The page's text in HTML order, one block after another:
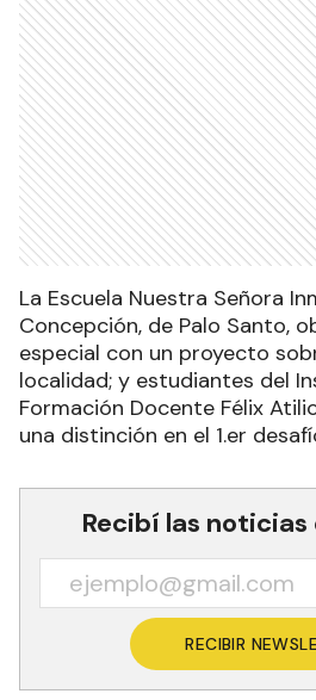
La Escuela Nuestra Señora
Concepción, de Palo Santo,
especial con un proyecto
localidad; y estudiantes del
Formación Docente Félix
una distinción en el 1.er
Recibí las
RECIBIR